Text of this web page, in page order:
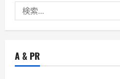
索:
A & PR